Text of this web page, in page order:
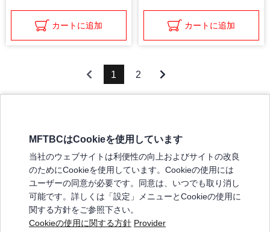
カートに追加 カートに追加
1 2
弊社の製品について
販売店リスト
よくある質問 / お問い合わせ
特定商取引法に基づく表記
MFTBCはCookieを使用しています
当社のウェブサイトは利便性の向上およびサイトの改良
のためにCookieを使用しています。Cookieの使用には
ユーザーの同意が必要です。同意は、いつでも取り消し
可能です。詳しくは「設定」メニューとCookieの使用に
関する方針をご参照下さい。
Cookieの使用に関する方針 Provider